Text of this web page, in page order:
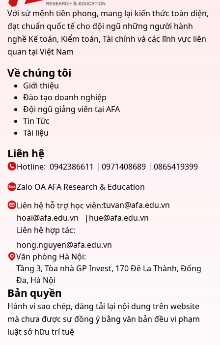
Với sứ mệnh tiên phong, mang lại kiến thức toàn diện,
đạt chuẩn quốc tế cho đội ngũ những người hành
nghề Kế toán, Kiểm toán, Tài chính và các lĩnh vực liên
quan tại Việt Nam
Về chúng tôi
Giới thiệu
Đào tạo doanh nghiệp
Đội ngũ giảng viên tại AFA
Tin Tức
Tài liệu
Liên hệ
Hotline: 0942386611 0971408689
0865419399
Zalo OA AFA Research & Education
Liên hệ hỗ trợ học viên:tuvan@afa.edu.vn
hoai@afa.edu.vn
hue@afa.edu.vn
Liên hệ hợp tác:
hong.nguyen@afa.edu.vn
Văn phòng Hà Nội:
Tầng 3, Tòa nhà GP Invest, 170 Đê La Thành, Đống
Đa, Hà Nội
Bản quyền
Hành vi sao chép, đăng tải lại nội dung trên website
mà chưa được sự đồng ý bằng văn bản đều vi phạm
luật sở hữu trí tuệ